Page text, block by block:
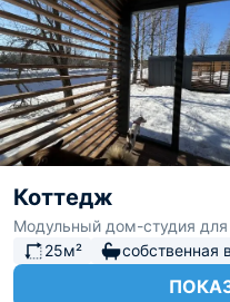
Коттедж
Модульный дом-студия
25м²
собственная